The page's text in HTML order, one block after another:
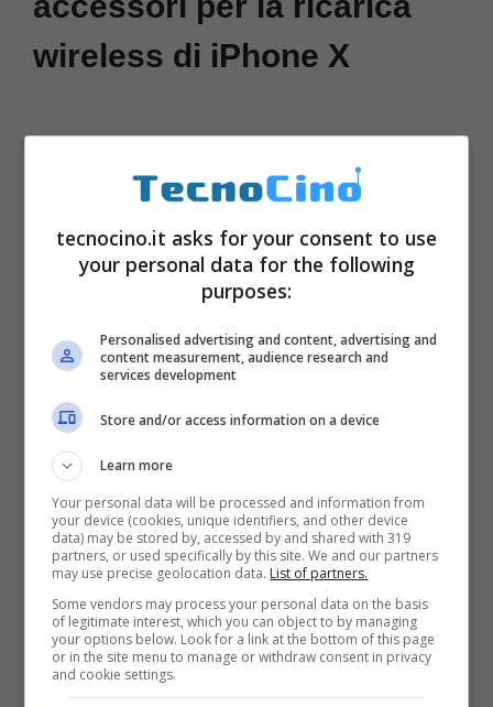
wireless di iPhone X
Il prezzo degli accessori per la ricarica
tecnocino.it asks for your consent to use
your personal data for the following
purposes:
Personalised advertising and content, advertising and
content measurement, audience research and
services development
Store and/or access information on a device
Learn more
Your personal data will be processed and information from
your device (cookies, unique identifiers, and other device
data) may be stored by, accessed by and shared with 319
partners, or used specifically by this site. We and our partners
may use precise geolocation data. List of partners.
Some vendors may process your personal data on the basis
of legitimate interest, which you can object to by managing
your options below. Look for a link at the bottom of this page
or in the site menu to manage or withdraw consent in privacy
and cookie settings.